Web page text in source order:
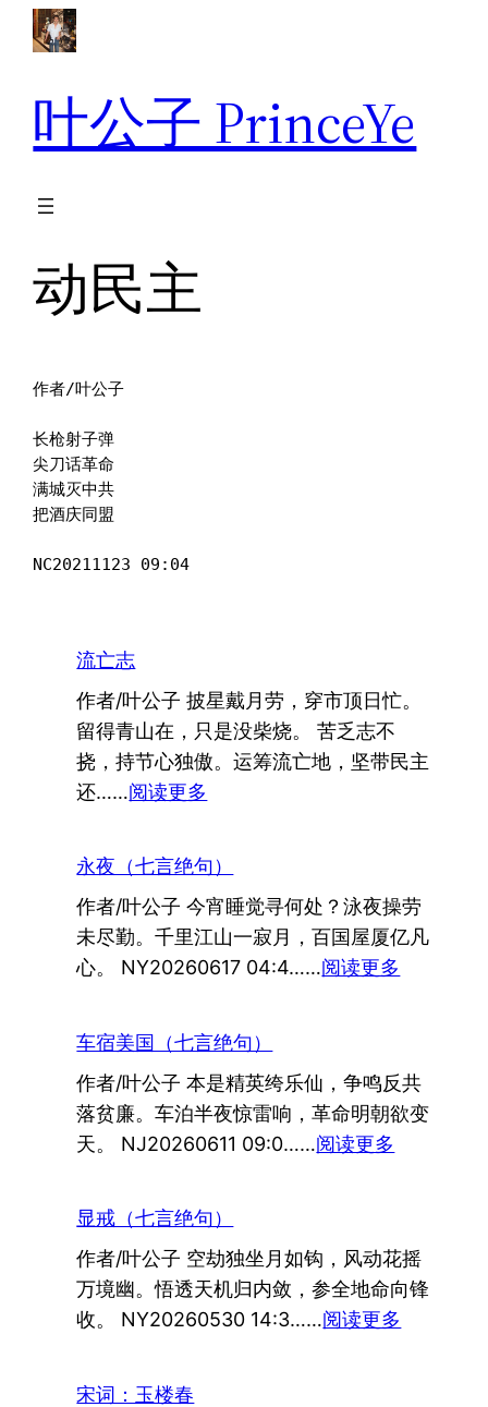
叶公子 PrinceYe
动民主
作者/叶公子
长枪射子弹
尖刀话革命
满城灭中共
把酒庆同盟
NC20211123 09:04
流亡志
作者/叶公子 披星戴月劳，穿市顶日忙。
留得青山在，只是没柴烧。 苦乏志不
挠，持节心独傲。运筹流亡地，坚带民主
还……阅读更多
志
永夜（七言绝句）
作者/叶公子 今宵睡觉寻何处？泳夜操劳
未尽勤。千里江山一寂月，百国屋厦亿凡
心。 NY20260617 04:4……阅读更多
言
绝
车宿美国（七言绝句）
作者/叶公子 本是精英绔乐仙，争鸣反共
落贫廉。车泊半夜惊雷响，革命明朝欲变
天。 NJ20260611 09:0……阅读更多
国
（七
言
显戒（七言绝句）
作者/叶公子 空劫独坐月如钩，风动花摇
万境幽。悟透天机归内敛，参全地命向锋
收。 NY20260530 14:3……阅读更多
宋词：玉楼春